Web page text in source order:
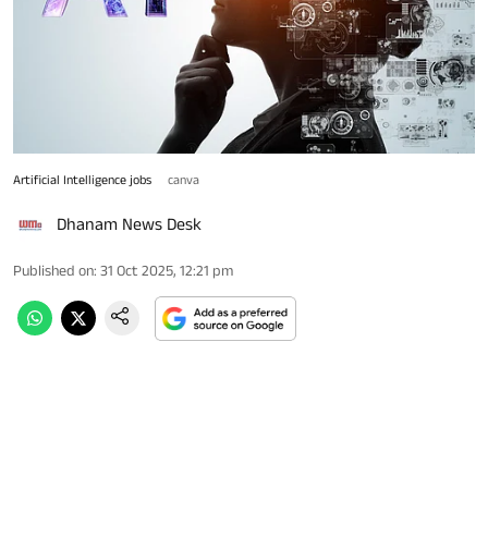
Artificial Intelligence jobs canva
Dhanam News Desk
Published on: 31 Oct 2025, 12:21 pm